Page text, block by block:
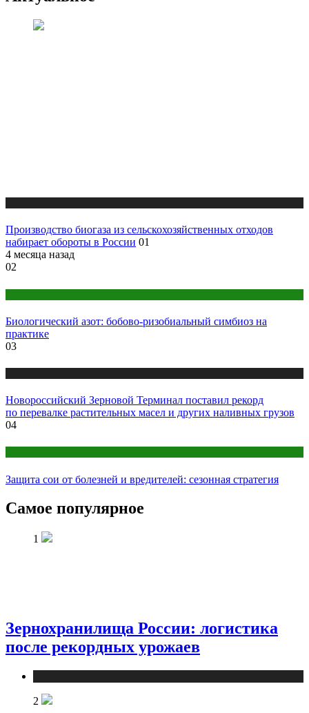
Производство биогаза из сельскохозяйственных отходов
набирает обороты в России 01
4 месяца назад
02
Биологический азот: бобово-ризобиальный симбиоз на
практике
03
Новороссийский Зерновой Терминал поставил рекорд
по перевалке растительных масел и других наливных грузов
04
Защита сои от болезней и вредителей: сезонная стратегия
Самое популярное
1
Зернохранилища России: логистика
после рекордных урожаев
2